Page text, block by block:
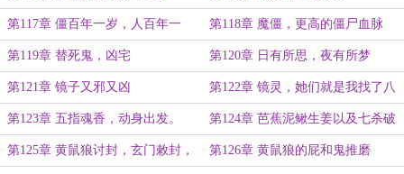
第117章 僵百年一岁，人百年一
生。
第118章 魔僵，更高的僵尸血脉
第119章 替死鬼，凶宅 第120章 日有所思，夜有所梦
第121章 镜子又邪又凶 第122章 镜灵，她们就是我找了八
十年的妹妹
第123章 五指魂香，动身出发。 第124章 芭蕉泥鳅生姜以及七杀破
位
第125章 黄鼠狼讨封，玄门敕封， 第126章 黄鼠狼的屁和鬼推磨